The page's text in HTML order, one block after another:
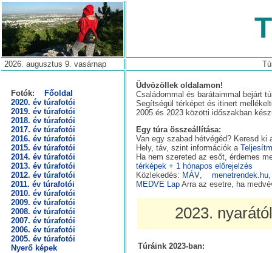
2026. augusztus 9. vasárnap
Fotók:
Főoldal
2020. év túrafotói
2019. év túrafotói
2018. év túrafotói
2017. év túrafotói
2016. év túrafotói
2015. év túrafotói
2014. év túrafotói
2013. év túrafotói
2012. év túrafotói
2011. év túrafotói
2010. év túrafotói
2009. év túrafotói
2008. év túrafotói
2007. év túrafotói
2006. év túrafotói
2005. év túrafotói
Nyerő képek
Üdvözöllek oldalamon!
Családommal és barátaimmal bejárt
Segítségül térképet és itinert
2005 és 2023 közötti időszakban
Egy túra összeállítása:
Van egy szabad hétvégéd? Keresd ki
Hely, táv, szint információk a
Ha nem szereted az esőt, érdemes
térképek + 1 hónapos előrejelzés
Közlekedés: MÁV, menetrendek.hu
MEDVE Lap Arra az esetre, ha
2023.
Túráink 2023-ban: